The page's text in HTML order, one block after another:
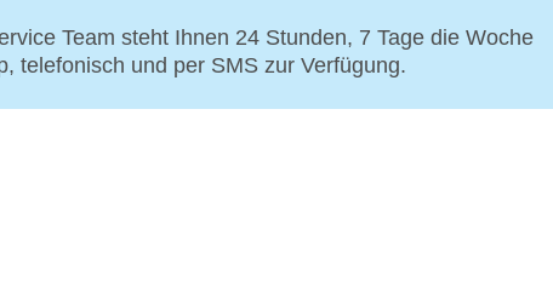
Team steht Ihnen 24 Stunden, 7 Tage die Woche
telefonisch und per SMS zur Verfügung.